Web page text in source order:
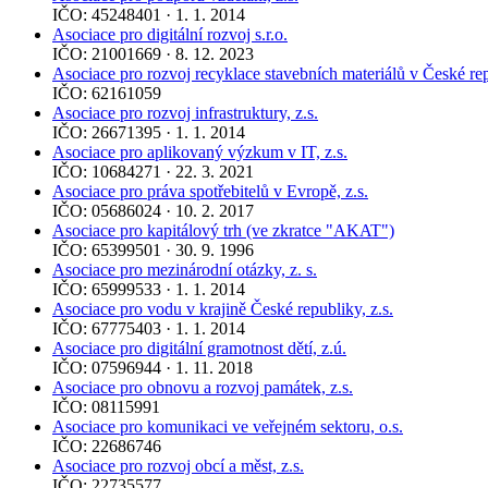
IČO: 45248401 · 1. 1. 2014
Asociace pro digitální rozvoj s.r.o.
IČO: 21001669 · 8. 12. 2023
Asociace pro rozvoj recyklace stavebních materiálů v České
IČO: 62161059
Asociace pro rozvoj infrastruktury, z.s.
IČO: 26671395 · 1. 1. 2014
Asociace pro aplikovaný výzkum v IT, z.s.
IČO: 10684271 · 22. 3. 2021
Asociace pro práva spotřebitelů v Evropě, z.s.
IČO: 05686024 · 10. 2. 2017
Asociace pro kapitálový trh (ve zkratce "AKAT")
IČO: 65399501 · 30. 9. 1996
Asociace pro mezinárodní otázky, z. s.
IČO: 65999533 · 1. 1. 2014
Asociace pro vodu v krajině České republiky, z.s.
IČO: 67775403 · 1. 1. 2014
Asociace pro digitální gramotnost dětí, z.ú.
IČO: 07596944 · 1. 11. 2018
Asociace pro obnovu a rozvoj památek, z.s.
IČO: 08115991
Asociace pro komunikaci ve veřejném sektoru, o.s.
IČO: 22686746
Asociace pro rozvoj obcí a měst, z.s.